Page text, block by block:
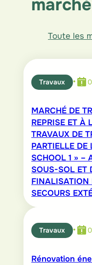
I
o
p
Toute les
Travaux •
MARCHÉ DE
REPRISE ET À
TRAVAUX DE
PARTIELLE DE
SCHOOL 1 » –
SOUS-SOL ET
FINALISATION
SECOURS
Travaux •
Rénovation